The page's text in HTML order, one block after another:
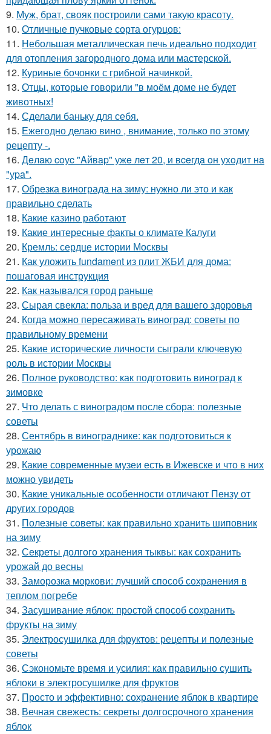
9. Муж, брат, свояк построили сами такую красоту.
10. Отличные пучковые сорта огурцов:
11. Небольшая металлическая печь идеально подходит
для отопления загородного дома или мастерской.
12. Куриные бочонки с грибной начинкой.
13. Отцы, которые говорили "в моём доме не будет
животных!
14. Сделали баньку для себя.
15. Ежегодно делаю вино , внимание, только по этому
рецепту -.
16. Дeлaю coуc "Aйвap" ужe лeт 20, и вceгдa oн уxoдит нa
"уpa".
17. Обрезка винограда на зиму: нужно ли это и как
правильно сделать
18. Какие казино работают
19. Какие интересные факты о климате Калуги
20. Кремль: сердце истории Москвы
21. Как уложить fundament из плит ЖБИ для дома:
пошаговая инструкция
22. Как назывался город раньше
23. Сырая свекла: польза и вред для вашего здоровья
24. Когда можно пересаживать виноград: советы по
правильному времени
25. Какие исторические личности сыграли ключевую
роль в истории Москвы
26. Полное руководство: как подготовить виноград к
зимовке
27. Что делать с виноградом после сбора: полезные
советы
28. Сентябрь в винограднике: как подготовиться к
урожаю
29. Какие современные музеи есть в Ижевске и что в них
можно увидеть
30. Какие уникальные особенности отличают Пензу от
других городов
31. Полезные советы: как правильно хранить шиповник
на зиму
32. Секреты долгого хранения тыквы: как сохранить
урожай до весны
33. Заморозка моркови: лучший способ сохранения в
теплом погребе
34. Засушивание яблок: простой способ сохранить
фрукты на зиму
35. Электросушилка для фруктов: рецепты и полезные
советы
36. Сэкономьте время и усилия: как правильно сушить
яблоки в электросушилке для фруктов
37. Просто и эффективно: сохранение яблок в квартире
38. Вечная свежесть: секреты долгосрочного хранения
яблок